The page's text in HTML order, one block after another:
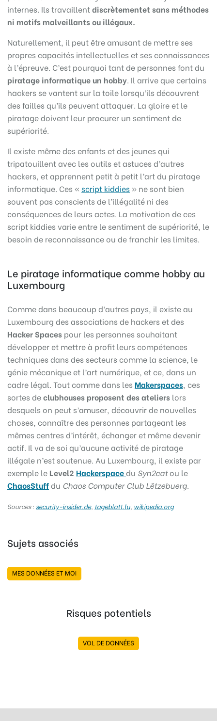
internes. Ils travaillentdiscrètementet sans méthodes
ni motifs malveillants ou illégaux.
Naturellement, il peut être amusant de mettre ses
propres capacités intellectuelles et ses connaissances
à l’épreuve. C’est pourquoi tant de personnes font du
piratage informatique un hobby. Il arrive que certains
hackers se vantent sur la toile lorsqu’ils découvrent
des failles qu’ils peuvent attaquer. La gloire et le
piratage doivent leur procurer un sentiment de
supériorité.
Il existe même des enfants et des jeunes qui
tripatouillent avec les outils et astuces d’autres
hackers, et apprennent petit à petit l’art du piratage
informatique. Ces « script kiddies » ne sont bien
souvent pas conscients de l’illégalité ni des
conséquences de leurs actes. La motivation de ces
script kiddies varie entre le sentiment de supériorité, le
besoin de reconnaissance ou de franchir les limites.
Le piratage informatique comme hobby au
Luxembourg
Comme dans beaucoup d’autres pays, il existe au
Luxembourg des associations de hackers et des
Hacker Spaces pour les personnes souhaitant
développer et mettre à profit leurs compétences
techniques dans des secteurs comme la science, le
génie mécanique et l’art numérique, et ce, dans un
cadre légal. Tout comme dans lesMakerspaces, ces
sortes declubhouses proposent des ateliers lors
desquels on peut s’amuser, découvrir de nouvelles
choses, connaître des personnes partageant les
mêmes centres d’intérêt, échanger et même devenir
actif. Il va de soi qu’aucune activité de piratage
illégale n’est soutenue. Au Luxembourg, il existe par
exemple le Level2 Hackerspacedu Syn2catou le
ChaosStuffdu Chaos Computer Club Lëtzebuerg.
Sources : security-insider.de, tageblatt.lu, wikipedia.org
Sujets associés
MES DONNÉES ET MOI
Risques potentiels
VOL DE DONNÉES